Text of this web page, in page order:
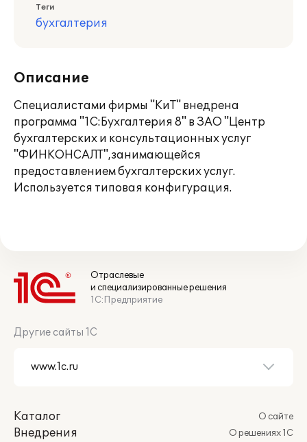
Теги
бухгалтерия
Описание
Специалистами фирмы "КиТ" внедрена
программа "1С:Бухгалтерия 8" в ЗАО "Центр
бухгалтерских и консультационных услуг
"ФИНКОНСАЛТ",занимающейся
предоставлением бухгалтерских услуг.
Используется типовая конфигурация.
Отраслевые
и специализированные решения
1С:Предприятие
Другие сайты 1С
Каталог
Внедрения
О сайте
О решениях 1С